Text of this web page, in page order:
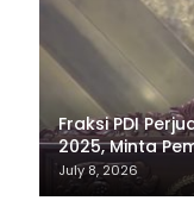
Fraksi PDI
2025, Minta
Sejumlah
July 8, 2026